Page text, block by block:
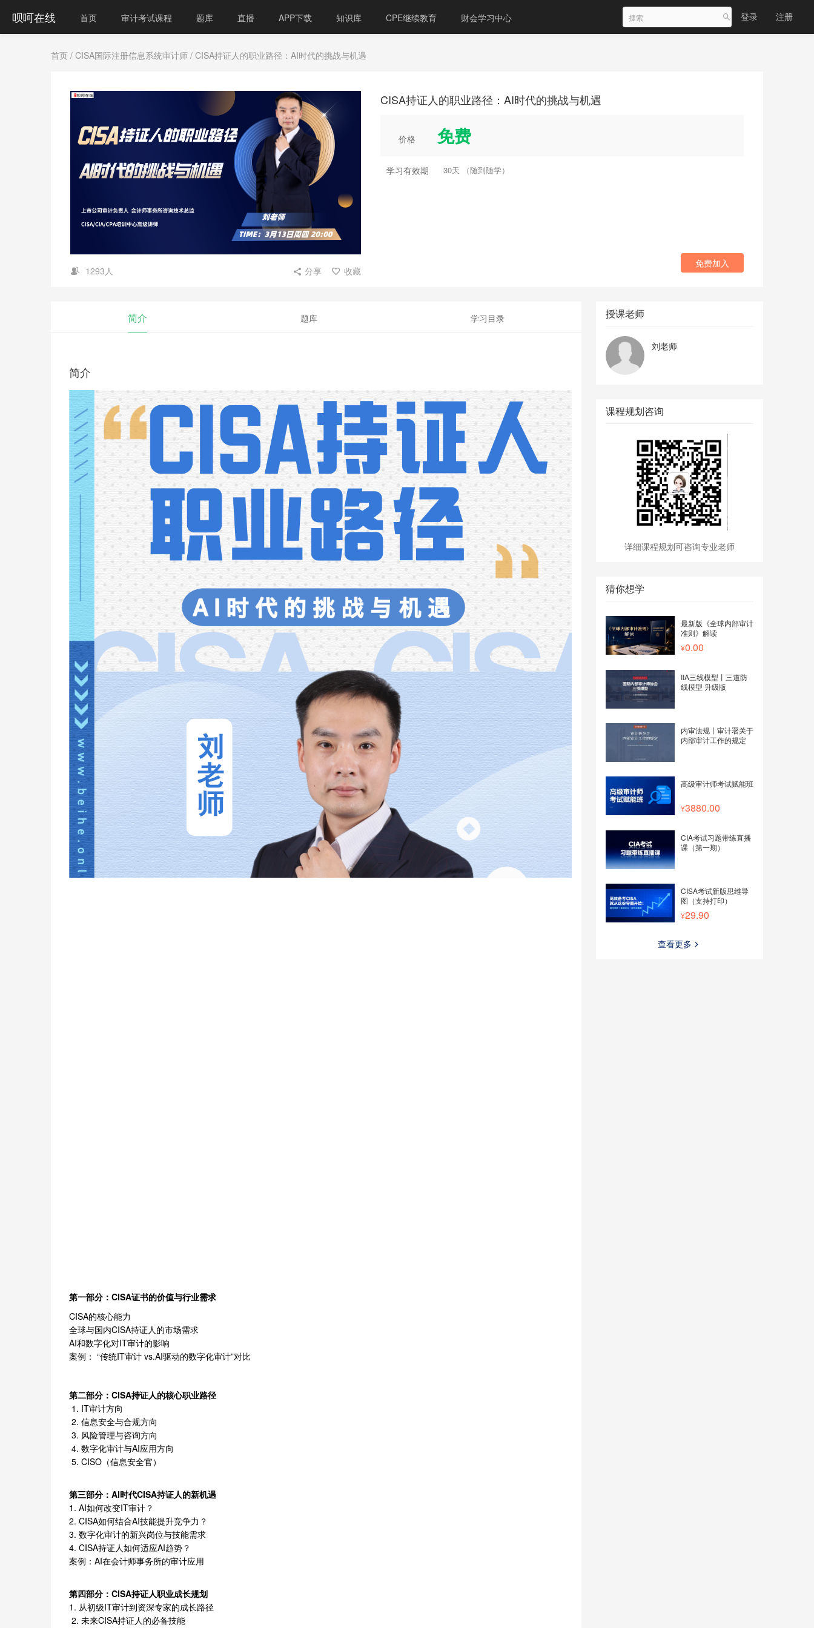
呗呵在线 首页 审计考试课程 题库 直播 APP下载 知识库 CPE继续教育 财会学习中心 登录 注册
首页 / CISA国际注册信息系统审计师 / CISA持证人的职业路径：AI时代的挑战与机遇
1293人 分享 收藏
CISA持证人的职业路径：AI时代的挑战与机遇
价格 免费
学习有效期 30天 （随到随学）
免费加入
简介 题库 学习目录
简介
第一部分：CISA证书的价值与行业需求
CISA的核心能力
全球与国内CISA持证人的市场需求
AI和数字化对IT审计的影响
案例： “传统IT审计 vs.AI驱动的数字化审计”对比
第二部分：CISA持证人的核心职业路径
1. IT审计方向
2. 信息安全与合规方向
3. 风险管理与咨询方向
4. 数字化审计与AI应用方向
5. CISO（信息安全官）
第三部分：AI时代CISA持证人的新机遇
1. AI如何改变IT审计？
2. CISA如何结合AI技能提升竞争力？
3. 数字化审计的新兴岗位与技能需求
4. CISA持证人如何适应AI趋势？
案例：AI在会计师事务所的审计应用
第四部分：CISA持证人职业成长规划
1. 从初级IT审计到资深专家的成长路径
2. 未来CISA持证人的必备技能
授课老师
刘老师
课程规划咨询
详细课程规划可咨询专业老师
猜你想学
最新版《全球内部审计
准则》解读
0.00
IIA三线模型丨三道防
线模型 升级版
内审法规丨审计署关于
内部审计工作的规定
高级审计师考试赋能班
3880.00
CIA考试习题带练直播
课（第一期）
CISA考试新版思维导
图（支持打印）
29.90
查看更多